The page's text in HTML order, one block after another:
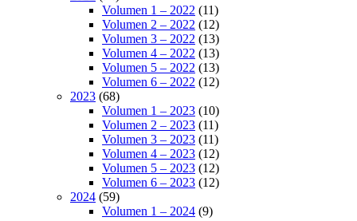
Volumen 1 – 2022 (11)
Volumen 2 – 2022 (12)
Volumen 3 – 2022 (13)
Volumen 4 – 2022 (13)
Volumen 5 – 2022 (13)
Volumen 6 – 2022 (12)
2023 (68)
Volumen 1 – 2023 (10)
Volumen 2 – 2023 (11)
Volumen 3 – 2023 (11)
Volumen 4 – 2023 (12)
Volumen 5 – 2023 (12)
Volumen 6 – 2023 (12)
2024 (59)
Volumen 1 – 2024 (9)